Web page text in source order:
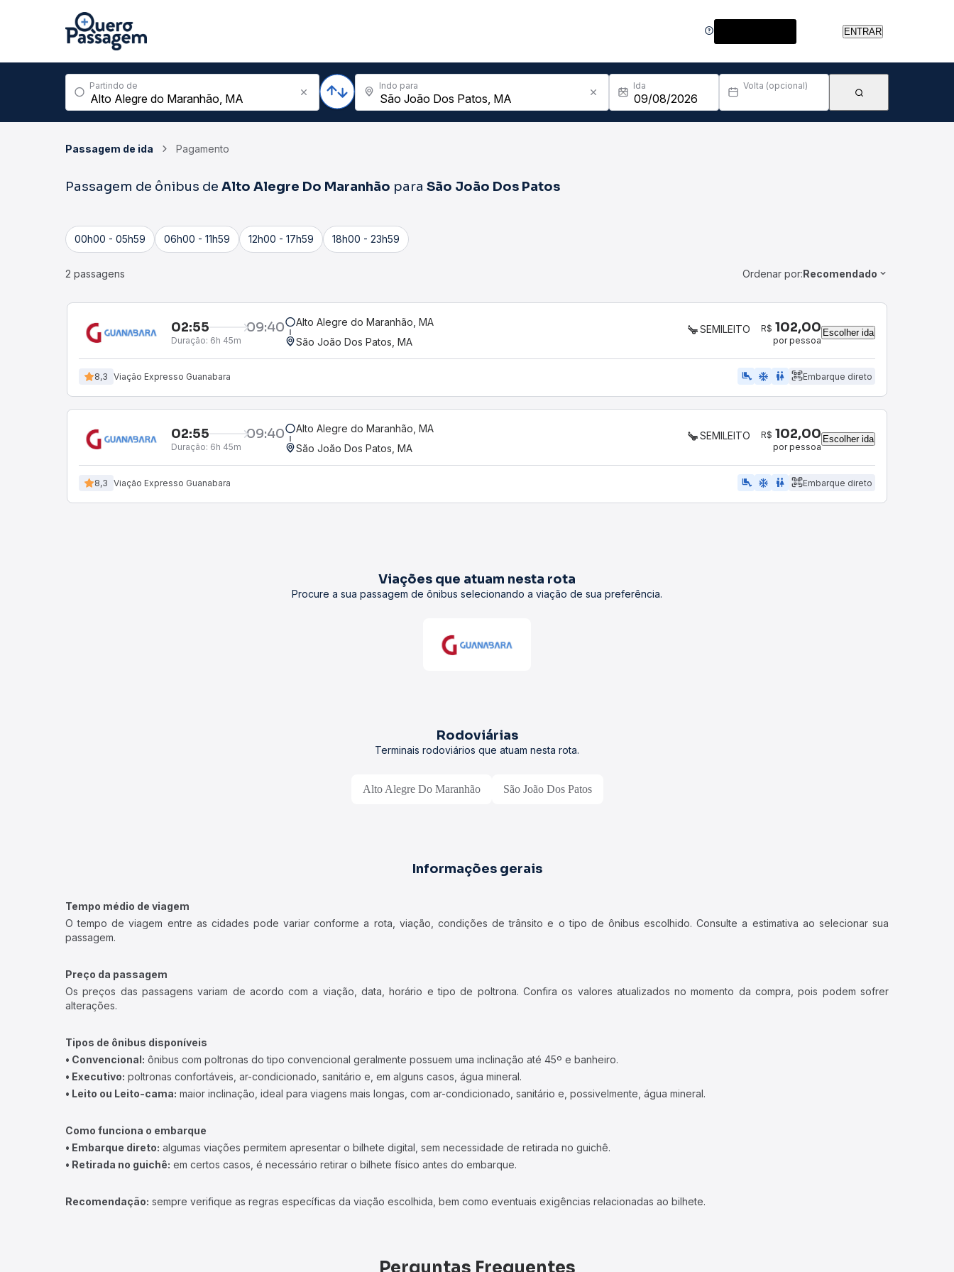
ENTRAR
Partindo de Indo para Ida Volta (opcional)
Passagem de ida Pagamento
Passagem de ônibus de Alto Alegre Do Maranhão para São João Dos Patos
00h00 - 05h59 06h00 - 11h59 12h00 - 17h59 18h00 - 23h59
2 passagens Ordenar por:Recomendado
02:55 09:40
Duração: 6h 45m
Alto Alegre do Maranhão, MA
São João Dos Patos, MA
SEMILEITO R$ 102,00
por pessoa
Escolher ida
8,3 Viação Expresso Guanabara airline_seat_legroom_extra ac_unit WC Embarque direto
02:55 09:40
Duração: 6h 45m
Alto Alegre do Maranhão, MA
São João Dos Patos, MA
SEMILEITO R$ 102,00
por pessoa
Escolher ida
8,3 Viação Expresso Guanabara airline_seat_legroom_extra ac_unit WC Embarque direto
Viações que atuam nesta rota
Procure a sua passagem de ônibus selecionando a viação de sua preferência.
Rodoviárias
Terminais rodoviários que atuam nesta rota.
Alto Alegre Do Maranhão São João Dos Patos
Informações gerais
Tempo médio de viagem
O tempo de viagem entre as cidades pode variar conforme a rota, viação, condições de trânsito e o tipo de ônibus escolhido. Consulte a estimativa ao selecionar sua
passagem.
Preço da passagem
Os preços das passagens variam de acordo com a viação, data, horário e tipo de poltrona. Confira os valores atualizados no momento da compra, pois podem sofrer
alterações.
Tipos de ônibus disponíveis
• Convencional: ônibus com poltronas do tipo convencional geralmente possuem uma inclinação até 45º e banheiro.
• Executivo: poltronas confortáveis, ar-condicionado, sanitário e, em alguns casos, água mineral.
• Leito ou Leito-cama: maior inclinação, ideal para viagens mais longas, com ar-condicionado, sanitário e, possivelmente, água mineral.
Como funciona o embarque
• Embarque direto: algumas viações permitem apresentar o bilhete digital, sem necessidade de retirada no guichê.
• Retirada no guichê: em certos casos, é necessário retirar o bilhete físico antes do embarque.
Recomendação: sempre verifique as regras específicas da viação escolhida, bem como eventuais exigências relacionadas ao bilhete.
Perguntas Frequentes